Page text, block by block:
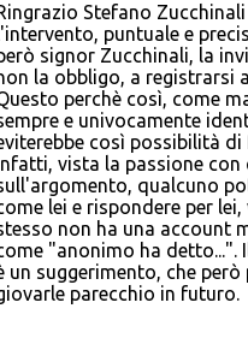
Stefano
puntuale e
signor Zucchinali, la
la obbligo, a registrarsi
perchè così, come
e univocamente
così possibilità
vista la passione con
qualcuno
lei e rispondere per
non ha una account
"anonimo ha detto...".
un suggerimento, che però
parecchio in futuro.